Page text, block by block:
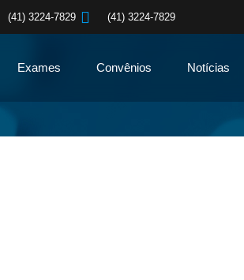
(41) 3224-7829 (41) 3224-7829
Exames Convênios Notícias